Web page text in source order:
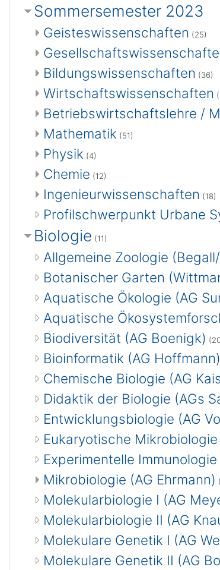
Sommersemester 2023
Geisteswissenschaften (25)
Bildungswissenschaften (36)
Wirtschaftswissenschaften
Betriebswirtschaftslehre /
Mathematik (51)
Physik (4)
Chemie (12)
Ingenieurwissenschaften (18)
Profilschwerpunkt Urbane
Biologie (11)
Allgemeine Zoologie
Botanischer Garten
Aquatische Ökologie (AG
Aquatische
Biodiversität (AG Boenigk)
Bioinformatik (AG Hoffmann)
Chemische Biologie (AG
Didaktik der Biologie (AGs
Entwicklungsbiologie (AG
Eukaryotische
Experimentelle
Mikrobiologie (AG Ehrmann)
Molekularbiologie I (AG
Molekularbiologie II (AG
Molekulare Genetik I (AG
Molekulare Genetik II (AG